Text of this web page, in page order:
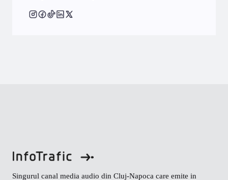
Singurul canal media audio din Cluj-Napoca care emite in